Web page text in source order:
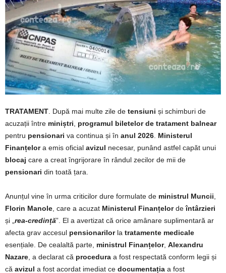
TRATAMENT . După mai multe zile de tensiuni și schimburi de
acuzații între miniștri
programul biletelor de tratament balnear
pentru pensionari va continua și în anul 2026 Ministerul
Finanțelora emis oficial avizul necesar, punând astfel capăt unui
blocaj care a creat îngrijorare în rândul zecilor de mii de
pensionari din toată țara.
Anunțul vine în urma criticilor dure formulate de ministrul Muncii
Florin Manole , care a acuzat Ministerul Finanțelordeîntârzieri
și „ rea-credință”. El a avertizat că orice amânare suplimentară ar
afecta grav accesul pensionarilorla tratamente medicale
esențiale. De cealaltă parte, ministrul Finanțelor, Alexandru
Nazare , a declarat că procedura a fost respectată conform legii și
că avizul a fost acordat imediat ce documentația a fost